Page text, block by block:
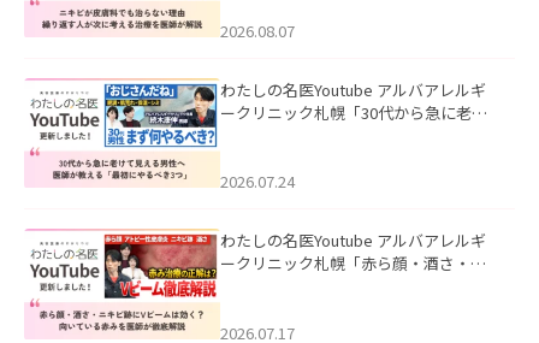
ました。
2026.08.07
わたしの名医Youtube アルバアレルギ
ークリニック札幌「30代から急に老け
た。
2026.07.24
わたしの名医Youtube アルバアレルギ
ークリニック札幌「赤ら顔・酒さ・ニ
した。
2026.07.17